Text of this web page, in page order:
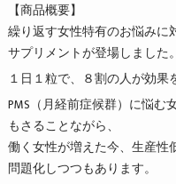
【商品概要】
繰り返す女性特有のお悩みに
サプリメントが登場しました。
１日１粒で、８割の人が効果
PMS（月経前症候群）に悩む
もさることながら、
働く女性が増えた今、生産性
問題化しつつもあります。